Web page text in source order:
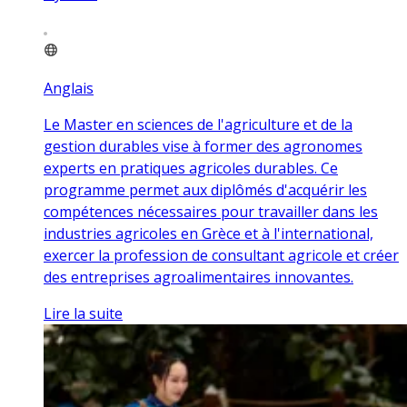
Anglais
Le Master en sciences de l'agriculture et de la
gestion durables vise à former des agronomes
experts en pratiques agricoles durables. Ce
programme permet aux diplômés d'acquérir les
compétences nécessaires pour travailler dans les
industries agricoles en Grèce et à l'international,
exercer la profession de consultant agricole et créer
des entreprises agroalimentaires innovantes.
Lire la suite